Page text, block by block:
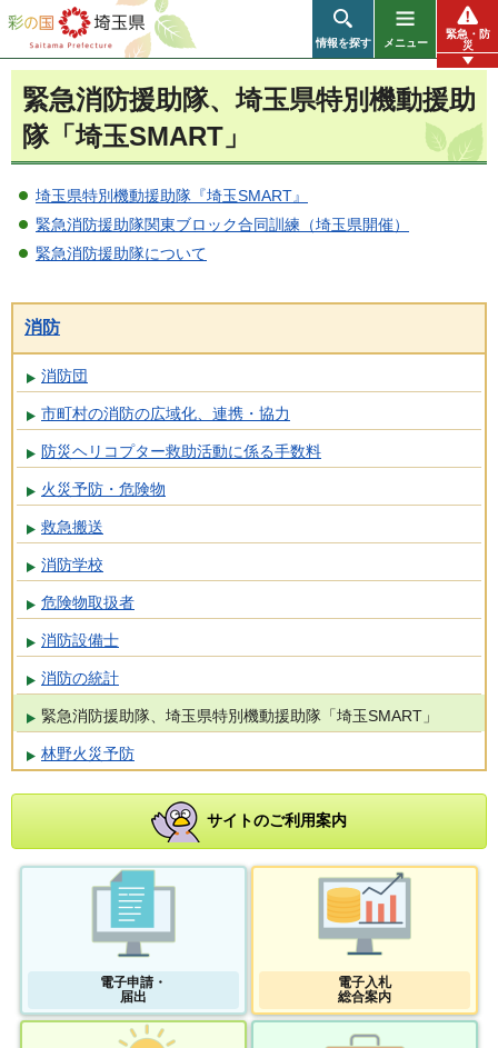
彩の国 埼玉県
情報を探す メニュー
緊急・防
災
緊急消防援助隊、埼玉県特別機動援助
隊「埼玉SMART」
埼玉県特別機動援助隊『埼玉SMART』
緊急消防援助隊関東ブロック合同訓練（埼玉県開催）
緊急消防援助隊について
消防
消防団
市町村の消防の広域化、連携・協力
防災ヘリコプター救助活動に係る手数料
火災予防・危険物
救急搬送
消防学校
危険物取扱者
消防設備士
消防の統計
緊急消防援助隊、埼玉県特別機動援助隊「埼玉SMART」
林野火災予防
サイトのご利用案内
電子申請・
届出
電子入札
総合案内